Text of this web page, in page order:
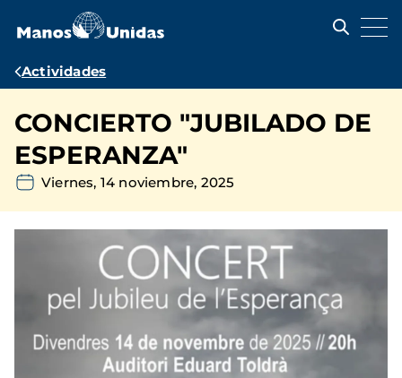
contenido
Ruta
navegación
Actividades
CONCIERTO "JUBILADO DE
ESPERANZA"
Viernes, 14 noviembre, 2025